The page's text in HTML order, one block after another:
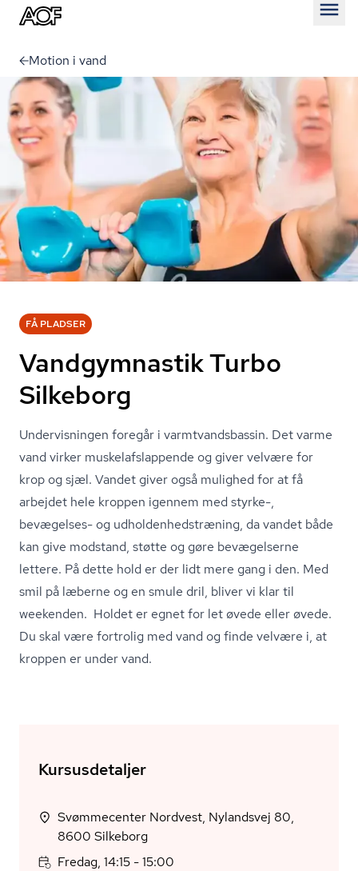
Motion i vand
FÅ PLADSER
Vandgymnastik Turbo
Silkeborg
Undervisningen foregår i varmtvands­bas­sin. Det varme
vand virker mu­skel­af­slap­pen­de og giver velvære for
krop og sjæl. Vandet giver også mulighed for at få
arbejdet hele kroppen igennem med styrke-,
bevægelses- og ud­hol­den­heds­træ­ning, da vandet både
kan give modstand, støtte og gøre bevægelserne
lettere. På dette hold er der lidt mere gang i den. Med
smil på læberne og en smule dril, bliver vi klar til
weekenden. Holdet er egnet for let øvede eller øvede.
Du skal være fortrolig med vand og finde velvære i, at
kroppen er under vand.
Kursusdetaljer
Svømmecenter Nordvest, Nylandsvej 80,
8600 Silkeborg
Fredag, 14:15 - 15:00